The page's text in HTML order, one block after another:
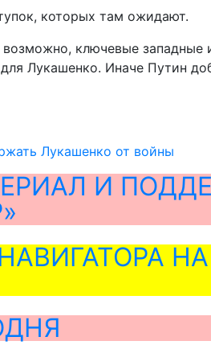
которых там ожидают.
возможно, ключевые
Лукашенко. Иначе Путин
Лукашенко от войны
И